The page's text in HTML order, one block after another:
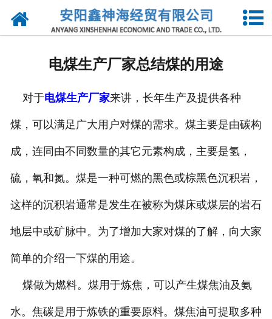
网站首页
诚聘英才
联系我们
电煤生产厂家总结煤的用途
对于电煤生产厂家来讲，长年生产及提供各种
煤，可以满足广大用户对煤的需求。煤主要是由碳构
成，连同由不同数量的其它元素构成，主要是氢，
硫，氧和氮。煤是一种可燃的黑色或棕黑色沉积岩，
这样的沉积岩通常是发生在被称为煤床或煤层的岩石
地层中或矿脉中。为了增加大家对煤的了解，向大家
简单的介绍一下煤的用途。
煤做为燃料。煤用于炼焦，可以产生煤焦油及氨
水。焦碳是用于炼铁的重要原料。煤焦油可提取多种